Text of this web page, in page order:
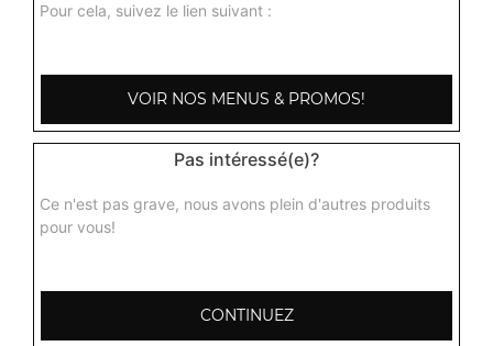
Pour cela, suivez le lien suivant :
VOIR NOS MENUS & PROMOS!
Pas intéressé(e)?
Ce n'est pas grave, nous avons plein d'autres produits
pour vous!
CONTINUEZ